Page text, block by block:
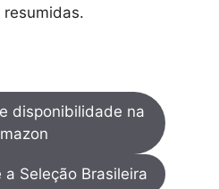
disponibilidade na
Seleção Brasileira